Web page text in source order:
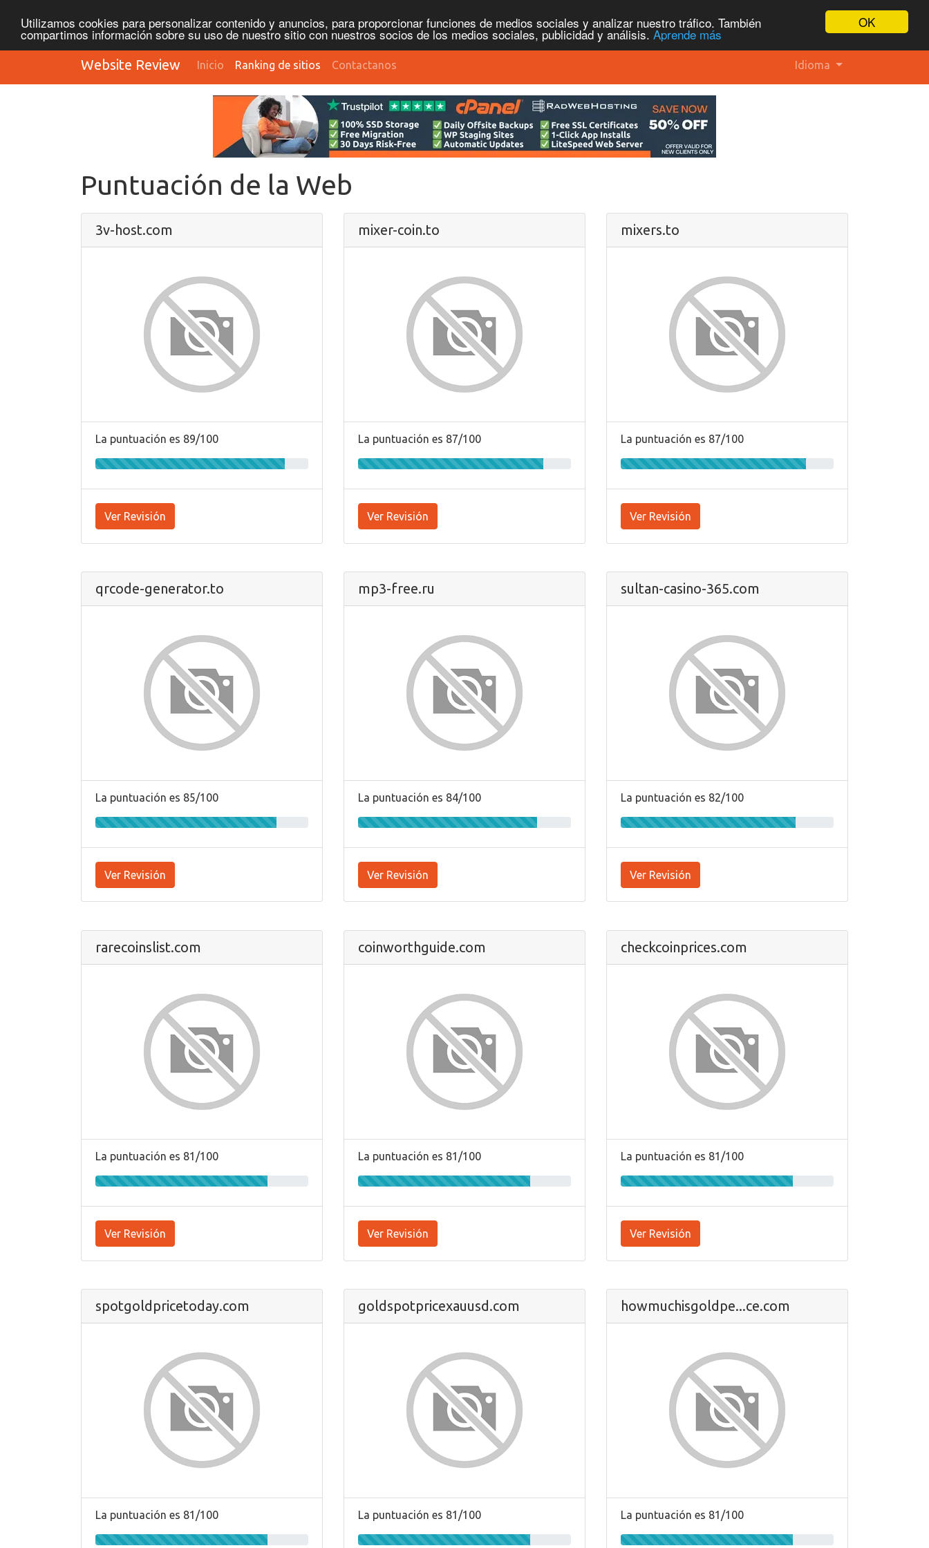
OK
Utilizamos cookies para personalizar contenido y anuncios, para proporcionar funciones de medios sociales y analizar nuestro tráfico. También
compartimos información sobre su uso de nuestro sitio con nuestros socios de los medios sociales, publicidad y análisis. Aprende más
Website Review Inicio Ranking de sitios Contactanos Idioma
Puntuación de la Web
3v-host.com
La puntuación es 89/100
Ver Revisión
mixer-coin.to
La puntuación es 87/100
Ver Revisión
mixers.to
La puntuación es 87/100
Ver Revisión
qrcode-generator.to
La puntuación es 85/100
Ver Revisión
mp3-free.ru
La puntuación es 84/100
Ver Revisión
sultan-casino-365.com
La puntuación es 82/100
Ver Revisión
rarecoinslist.com
La puntuación es 81/100
Ver Revisión
coinworthguide.com
La puntuación es 81/100
Ver Revisión
checkcoinprices.com
La puntuación es 81/100
Ver Revisión
spotgoldpricetoday.com
La puntuación es 81/100
goldspotpricexauusd.com
La puntuación es 81/100
howmuchisgoldpe...ce.com
La puntuación es 81/100